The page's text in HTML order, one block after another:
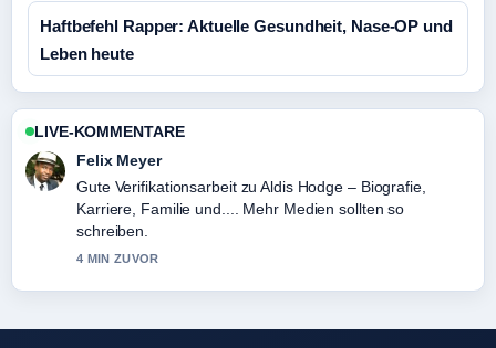
Haftbefehl Rapper: Aktuelle Gesundheit, Nase-OP und
Leben heute
LIVE-KOMMENTARE
Felix Meyer
Gute Verifikationsarbeit zu Aldis Hodge – Biografie,
Karriere, Familie und.... Mehr Medien sollten so
schreiben.
4 MIN ZUVOR